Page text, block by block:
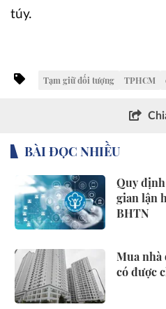
túy.
Tạm giữ đối tượng TPHCM
BÀI ĐỌC NHIỀU
Quy
gian lận
BHTN
Mua nhà
có được